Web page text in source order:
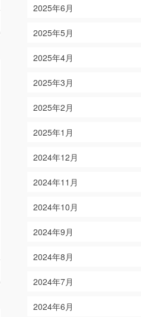
2025年6月
2025年5月
2025年4月
2025年3月
2025年2月
2025年1月
2024年12月
2024年11月
2024年10月
2024年9月
2024年8月
2024年7月
2024年6月